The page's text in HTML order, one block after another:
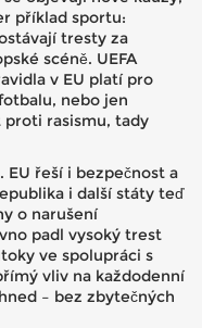
příklad sportu:
tresty za
scéně. UEFA
v EU platí pro
nebo jen
proti rasismu, tady
EU řeší i bezpečnost a
i další státy teď
o narušení
padl vysoký trest
ve spolupráci s
vliv na každodenní
– bez zbytečných